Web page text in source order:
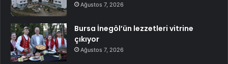
Ağustos 7, 2026
Bursa İnegöl’ün lezzetleri vitrine
çıkıyor
Ağustos 7, 2026